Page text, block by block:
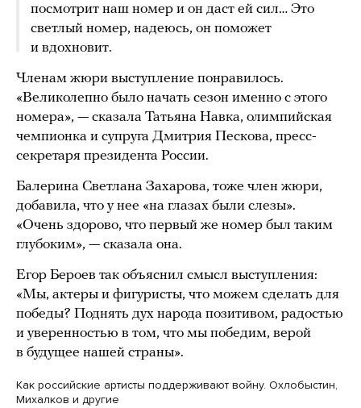
посмотрит наш номер и он даст ей сил… Это
светлый номер, надеюсь, он поможет
и вдохновит.
Членам жюри выступление понравилось.
«Великолепно было начать сезон именно с этого
номера», — сказала Татьяна Навка, олимпийская
чемпионка и супруга Дмитрия Пескова, пресс-
секретаря президента России.
Балерина Светлана Захарова, тоже член жюри,
добавила, что у нее «на глазах были слезы».
«Очень здорово, что первый же номер был таким
глубоким», — сказала она.
Егор Бероев так объяснил смысл выступления:
«Мы, актеры и фигуристы, что можем сделать для
победы? Поднять дух народа позитивом, радостью
и уверенностью в том, что мы победим, верой
в будущее нашей страны».
Как российские артисты поддерживают войну. Охлобыстин,
Михалков и другие